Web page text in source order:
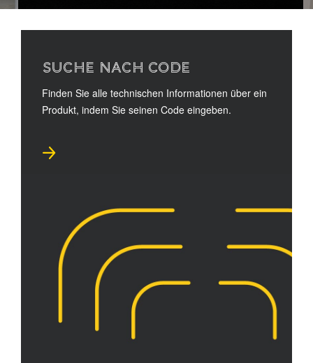
SUCHE NACH CODE
Finden Sie alle technischen Informationen über ein
Produkt, indem Sie seinen Code eingeben.